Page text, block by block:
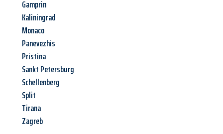
Gamprin
Kaliningrad
Monaco
Panevezhis
Pristina
Sankt Petersburg
Schellenberg
Split
Tirana
Zagreb